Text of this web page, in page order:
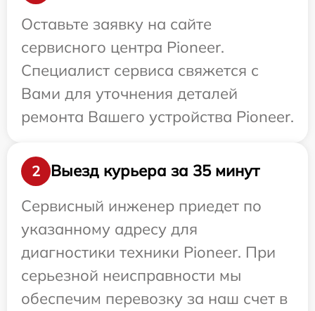
Оставьте заявку на сайте
сервисного центра Pioneer.
Специалист сервиса свяжется с
Вами для уточнения деталей
ремонта Вашего устройства Pioneer.
2
Выезд курьера за 35 минут
Сервисный инженер приедет по
указанному адресу для
диагностики техники Pioneer. При
серьезной неисправности мы
обеспечим перевозку за наш счет в